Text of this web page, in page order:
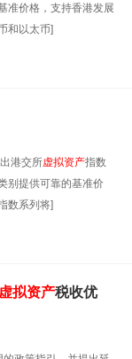
准价格，支持香港发展
和以太币]
港交所虚拟资产指数
别提供可靠的基准价
数系列将]
虚拟资产税收优